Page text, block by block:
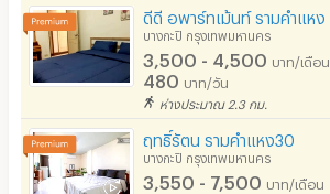
บางกะปิ กรุงเทพมหานคร
3,500 - 4,500 บาท/เดือน
480 บาท/วัน
ห่างประมาณ 2.3 กม.
ฤทธิ์รัตน รามคำแหง30
บางกะปิ กรุงเทพมหานคร
3,550 - 7,500 บาท/เดือน